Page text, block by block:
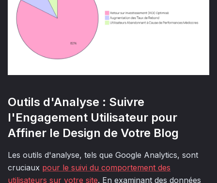
Outils d'Analyse : Suivre
l'Engagement Utilisateur pour
Affiner le Design de Votre Blog
Les outils d'analyse, tels que Google Analytics, sont
cruciaux pour le suivi du comportement des
utilisateurs sur votre site. En examinant des données